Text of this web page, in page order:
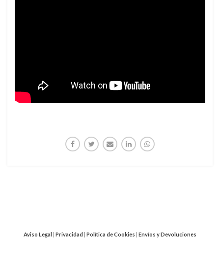
Aviso Legal Privacidad Política de Cookies Envíos y Devoluciones